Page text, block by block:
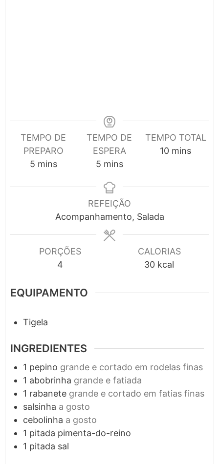
TEMPO DE
PREPARO
5minutes
mins
TEMPO DE
ESPERA
5minutes
mins
TEMPO TOTAL
10minutes
mins
REFEIÇÃO
Acompanhamento, Salada
PORÇÕES
4
CALORIAS
30 kcal
EQUIPAMENTO
Tigela
INGREDIENTES
1 pepino grande e cortado em rodelas finas
1 abobrinha grande e fatiada
1 rabanete grande e cortado em fatias finas
salsinha a gosto
cebolinha a gosto
1 pitada pimenta-do-reino
1 pitada sal